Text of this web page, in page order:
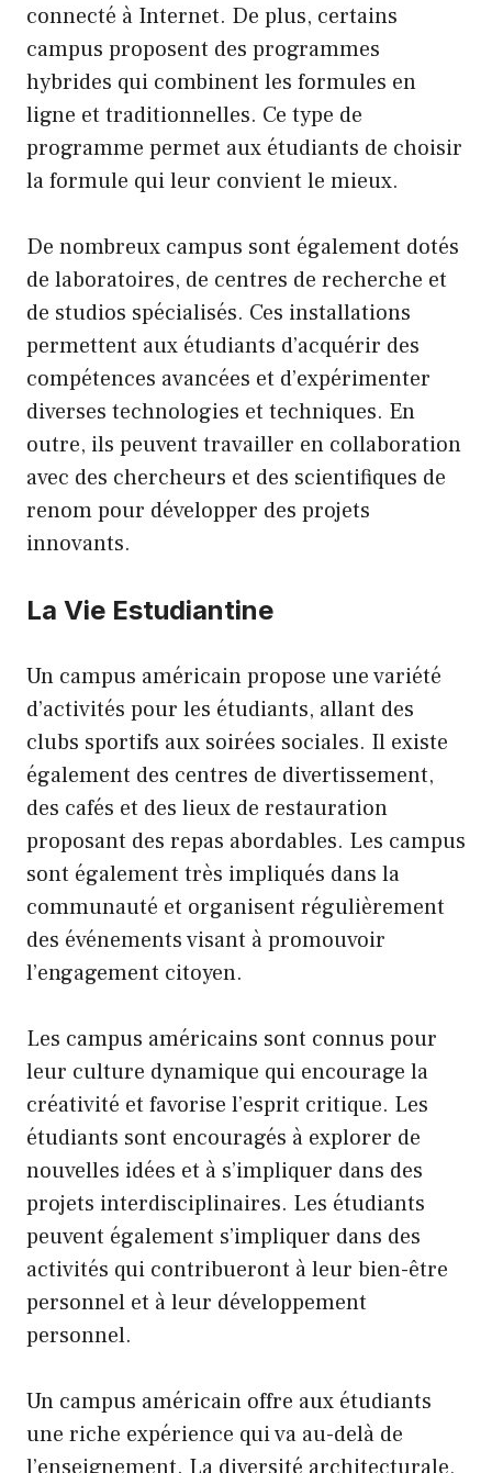
connecté à Internet. De plus, certains
campus proposent des programmes
hybrides qui combinent les formules en
ligne et traditionnelles. Ce type de
programme permet aux étudiants de choisir
la formule qui leur convient le mieux.
De nombreux campus sont également dotés
de laboratoires, de centres de recherche et
de studios spécialisés. Ces installations
permettent aux étudiants d’acquérir des
compétences avancées et d’expérimenter
diverses technologies et techniques. En
outre, ils peuvent travailler en collaboration
avec des chercheurs et des scientifiques de
renom pour développer des projets
innovants.
La Vie Estudiantine
Un campus américain propose une variété
d’activités pour les étudiants, allant des
clubs sportifs aux soirées sociales. Il existe
également des centres de divertissement,
des cafés et des lieux de restauration
proposant des repas abordables. Les campus
sont également très impliqués dans la
communauté et organisent régulièrement
des événements visant à promouvoir
l’engagement citoyen.
Les campus américains sont connus pour
leur culture dynamique qui encourage la
créativité et favorise l’esprit critique. Les
étudiants sont encouragés à explorer de
nouvelles idées et à s’impliquer dans des
projets interdisciplinaires. Les étudiants
peuvent également s’impliquer dans des
activités qui contribueront à leur bien-être
personnel et à leur développement
personnel.
Un campus américain offre aux étudiants
une riche expérience qui va au-delà de
l’enseignement. La diversité architecturale,